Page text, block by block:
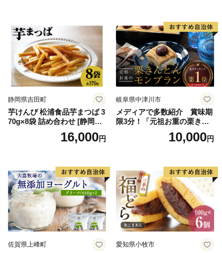
誕生日 カップ 詰め合わせ バ
ラエティ | バニラ チョコレー
ト ストロベリー ピスタチオ
バニラ＆クッキー ウベ 沖縄
紅イモ 塩ちんすこう 沖縄シ
ークヮーサー 沖縄黒糖 琉球
ロイヤルミルクティ 沖縄パ
イン
道産アイス 道産アイスクリ
ーム ギフト 詰合せ 詰め合わ
せ ふるさと納税 ）
静岡県吉田町
芋けんぴ 松浦食品芋まつば 3
70g×8袋 詰め合わせ [静岡伊
勢丹(松浦食品) 静岡県 吉田町
22424274] 芋ケンピ セット
16,000円
岐阜県中津川市
メディアで多数紹介 賞味期
限3分！「元祖お重の栗きん
とんモンブラン」 【未来の
ご褒美】スイーツ 栗 モンブ
子 菓子 F4N-2298
10,000円
佐賀県上峰町 愛知県小牧市